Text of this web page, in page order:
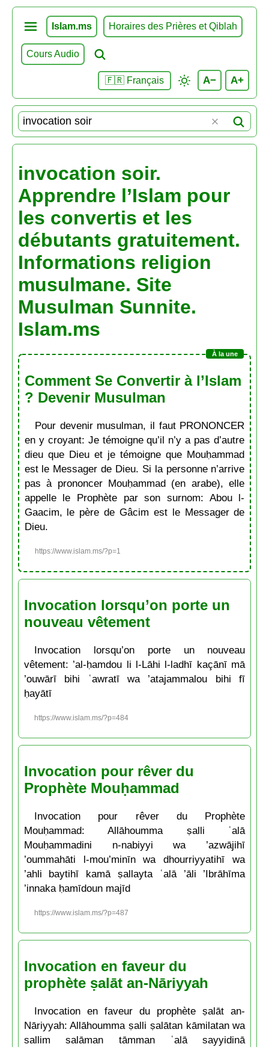
Islam.ms Horaires des Prières et Qiblah
Cours Audio
🇫🇷 Français A− A+
invocation soir.
Apprendre l’Islam pour
les convertis et les
débutants gratuitement.
Informations religion
musulmane. Site
Musulman Sunnite.
Islam.ms
Comment Se Convertir à l’Islam
? Devenir Musulman
Pour devenir musulman, il faut PRONONCER
en y croyant: Je témoigne qu’il n’y a pas d’autre
dieu que Dieu et je témoigne que Mouḥammad
est le Messager de Dieu. Si la personne n’arrive
pas à prononcer Mouḥammad (en arabe), elle
appelle le Prophète par son surnom: Abou l-
Gaacim, le père de Gâcim est le Messager de
Dieu.
https://www.islam.ms/?p=1
Invocation lorsqu’on porte un
nouveau vêtement
Invocation lorsqu’on porte un nouveau
vêtement: ’al-ḥamdou li l-Lāhi l-ladhī kaçānī mā
’ouwārī bihi ʿawratī wa ’atajammalou bihi fī
ḥayātī
https://www.islam.ms/?p=484
Invocation pour rêver du
Prophète Mouḥammad
Invocation pour rêver du Prophète
Mouḥammad: Allāhoumma ṣalli ʿalā
Mouḥammadini n-nabiyyi wa ’azwājihī
’oummahāti l-mou’minīn wa dhourriyyatihī wa
’ahli baytihī kamā ṣallayta ʿalā ’āli ’Ibrāhīma
’innaka ḥamīdoun majīd
https://www.islam.ms/?p=487
Invocation en faveur du
prophète ṣalāt an-Nāriyyah
Invocation en faveur du prophète ṣalāt an-
Nāriyyah: Allāhoumma ṣalli ṣalātan kāmilatan wa
sallim salāman tāmman ʿalā sayyidinā